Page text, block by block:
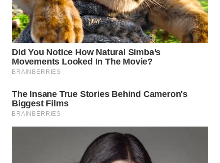
WN
TAPANULI
SELATAN
WN
TANJUNG
WN
KARO